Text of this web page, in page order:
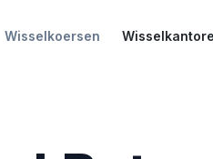
Wisselkoersen